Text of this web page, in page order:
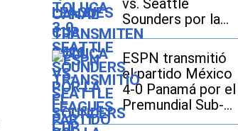
vs. Seattle
Sounders por la
Leagues Cup 2026
en EE.UU. y
México?
ESPN transmitió
el partido México
4-0 Panamá por el
Premundial Sub-
20